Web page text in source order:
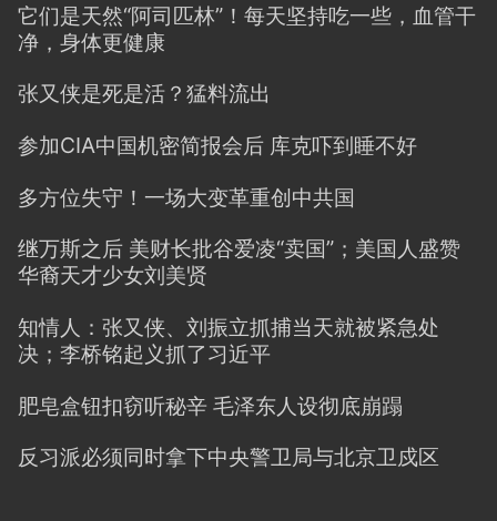
它们是天然“阿司匹林”！每天坚持吃一些，血管干
净，身体更健康
张又侠是死是活？猛料流出
参加CIA中国机密简报会后 库克吓到睡不好
多方位失守！一场大变革重创中共国
继万斯之后 美财长批谷爱凌“卖国”；美国人盛赞
华裔天才少女刘美贤
知情人：张又侠、刘振立抓捕当天就被紧急处
决；李桥铭起义抓了习近平
肥皂盒钮扣窃听秘辛 毛泽东人设彻底崩蹋
反习派必须同时拿下中央警卫局与北京卫戍区